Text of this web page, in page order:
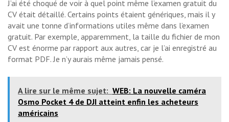
J’ai été choqué de voir à quel point même l’examen gratuit du
CV était détaillé. Certains points étaient génériques, mais il y
avait une tonne d’informations utiles même dans l’examen
gratuit. Par exemple, apparemment, la taille du fichier de mon
CV est énorme par rapport aux autres, car je l’ai enregistré au
format PDF. Je n’y aurais même jamais pensé.
A lire sur le même sujet: WEB: La nouvelle caméra
Osmo Pocket 4 de DJI atteint enfin les acheteurs
américains